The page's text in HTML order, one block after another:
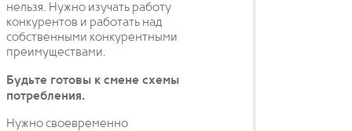
нельзя. Нужно изучать работу
конкурентов и работать над
собственными конкурентными
преимуществами.
Будьте готовы к смене схемы
потребления.
Нужно своевременно